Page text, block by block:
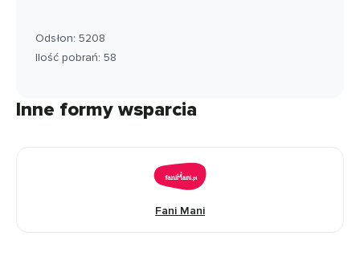
Odsłon: 5208
Ilość pobrań: 58
Inne formy wsparcia
Fani Mani